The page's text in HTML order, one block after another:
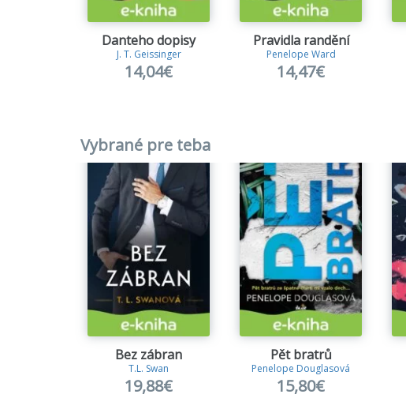
Danteho dopisy
J. T. Geissinger
14,04€
Pravidla randění
Penelope Ward
14,47€
Vybrané pre teba
Bez zábran
T.L. Swan
19,88€
Pět bratrů
Penelope Douglasová
15,80€